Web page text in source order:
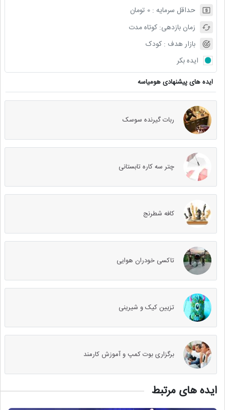
حداقل سرمایه :0 تومان
زمان بازدهی:کوتاه مدت
بازار هدف :کودک
ایده بکر
ایده های پیشنهادی هومیاسه
ربات گیرنده سوسک
چتر سه کاره تابستانی
کافه شطرنج
تاکسی خودران هوایی
تزیین کیک و شیرینی
برگزاری بوت کمپ و آموزش کارمند
ایده های مرتبط